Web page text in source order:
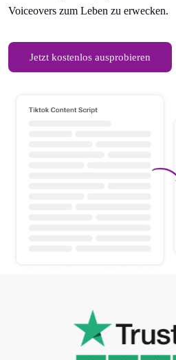
Voiceovers zum Leben zu erwecken.
Jetzt kostenlos ausprobieren